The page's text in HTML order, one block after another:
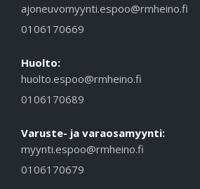
ajoneuvomyynti.espoo@rmheino.fi
0106170669
Huolto:
huolto.espoo@rmheino.fi
0106170689
Varuste- ja varaosamyynti:
myynti.espoo@rmheino.fi
0106170679